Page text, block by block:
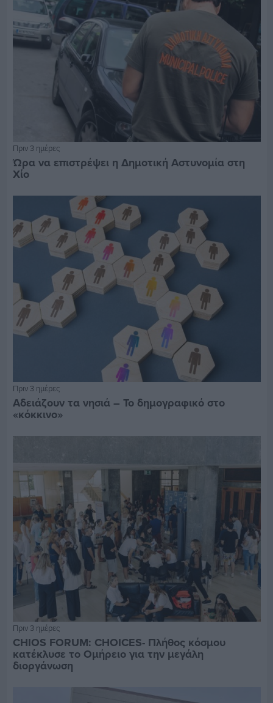
Πριν 3 ημέρες
Ώρα να επιστρέψει η Δημοτική Αστυνομία στη
Χίο
Πριν 3 ημέρες
Αδειάζουν τα νησιά – Το δημογραφικό στο
«κόκκινο»
Πριν 3 ημέρες
CHIOS FORUM: CHOICES- Πλήθος κόσμου
κατέκλυσε το Ομήρειο για την μεγάλη
διοργάνωση